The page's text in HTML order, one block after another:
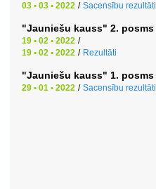
03 • 03 • 2022 / Sacensību rezultāti
"Jauniešu kauss" 2. posms
19 • 02 • 2022 /
19 • 02 • 2022 / Rezultāti
"Jauniešu kauss" 1. posms
29 • 01 • 2022 / Sacensību rezultāti